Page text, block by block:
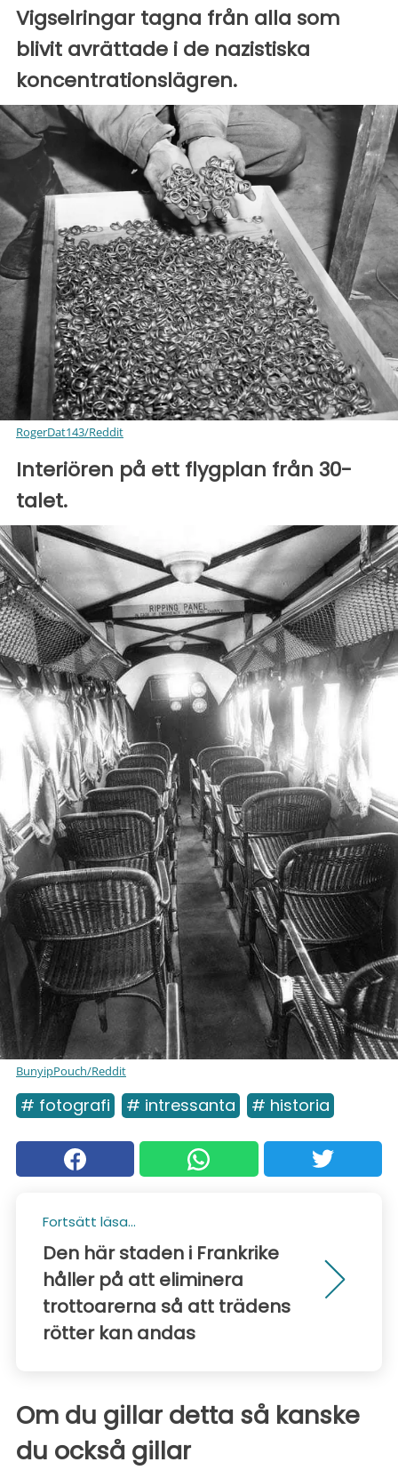
Vigselringar tagna från alla som
blivit avrättade i de nazistiska
koncentrationslägren.
RogerDat143/Reddit
Interiören på ett flygplan från 30-
talet.
BunyipPouch/Reddit
# fotografi # intressanta # historia
Fortsätt läsa...
Den här staden i Frankrike
håller på att eliminera
trottoarerna så att trädens
rötter kan andas
Om du gillar detta så kanske
du också gillar